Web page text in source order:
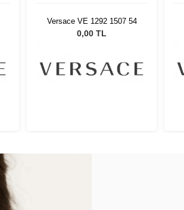
Versace VE 1292 1507 54
0,00 TL